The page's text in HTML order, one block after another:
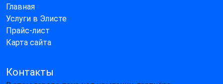
Главная
Услуги в Элисте
Прайс-лист
Карта сайта
Контакты